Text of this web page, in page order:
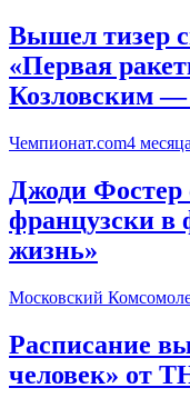
Вышел тизер
«Первая
Козловским —
Чемпионат.com4
Джоди Фостер
французски в
жизнь»
Московский
Расписание
человек» от